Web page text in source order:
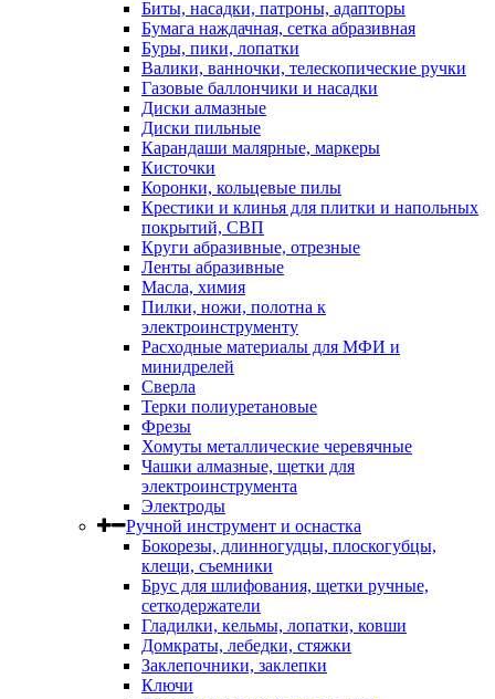
Биты, насадки, патроны, адапторы
Бумага наждачная, сетка абразивная
Буры, пики, лопатки
Валики, ванночки, телескопические ручки
Газовые баллончики и насадки
Диски алмазные
Диски пильные
Карандаши малярные, маркеры
Кисточки
Коронки, кольцевые пилы
Крестики и клинья для плитки и напольных
покрытий, СВП
Круги абразивные, отрезные
Ленты абразивные
Масла, химия
Пилки, ножи, полотна к
электроинструменту
Расходные материалы для МФИ и
минидрелей
Сверла
Терки полиуретановые
Фрезы
Хомуты металлические черевячные
Чашки алмазные, щетки для
электроинструмента
Электроды
Ручной инструмент и оснастка
Бокорезы, длинногудцы, плоскогубцы,
клещи, съемники
Брус для шлифования, щетки ручные,
сеткодержатели
Гладилки, кельмы, лопатки, ковши
Домкраты, лебедки, стяжки
Заклепочники, заклепки
Ключи